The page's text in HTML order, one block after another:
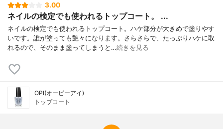
3.00
ネイルの検定でも使われるトップコート。 ...
ネイルの検定でも使われるトップコート。ハケ部分が大きめで塗りやす
いです。誰が塗っても艶々になります。さらさらで、たっぷりハケに取
れるので、そのまま塗ってしまうと…続きを見る
OPI(オーピーアイ)
トップコート